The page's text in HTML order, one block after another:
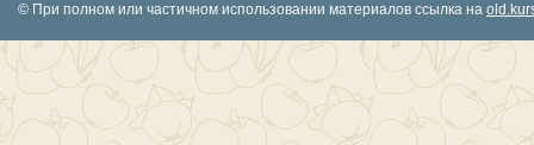
© При полном или частичном использовании материалов ссылка на